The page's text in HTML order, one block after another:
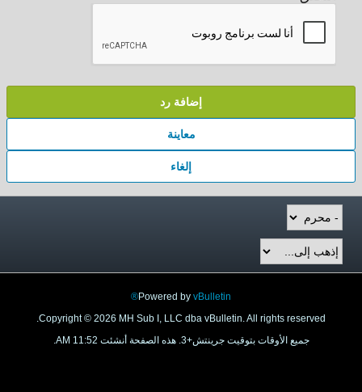
إضافة رد
Powered by
Copyright © 2026 MH Sub I, LLC dba vBulletin. All rights reserved.
جميع الأوقات بتوقيت جرينتش+3. هذه الصفحة أنشئت 11:52 AM.